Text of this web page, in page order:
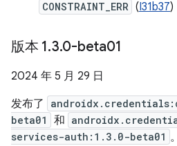
CONSTRAINT_ERR (I31b37)
版本 1.3.0-beta01
2024 年 5 月 29 日
发布了
beta01
和
services-auth:1.3.0-beta01